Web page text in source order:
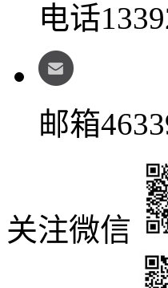
电话
邮箱
关注微信